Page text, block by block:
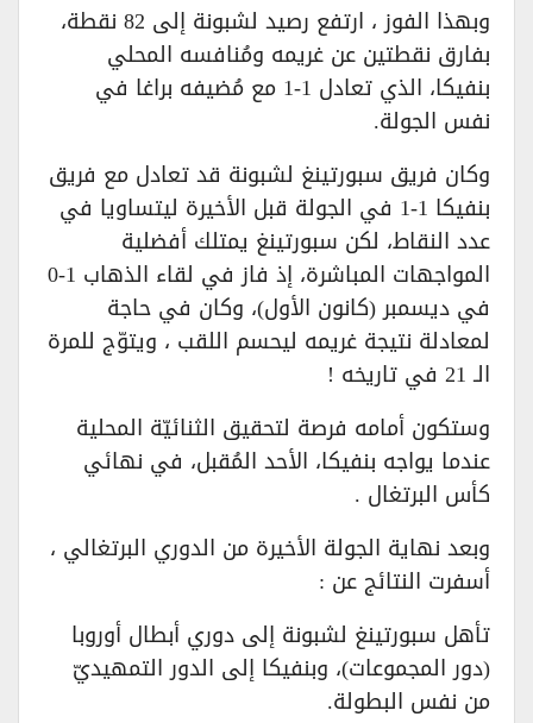
وبهذا الفوز ، ارتفع رصيد لشبونة إلى 82 نقطة،
بفارق نقطتين عن غريمه ومُنافسه المحلي
بنفيكا، الذي تعادل 1-1 مع مُضيفه براغا في
نفس الجولة.
وكان فريق سبورتينغ لشبونة قد تعادل مع فريق
بنفيكا 1-1 في الجولة قبل الأخيرة ليتساويا في
عدد النقاط، لكن سبورتينغ يمتلك أفضلية
المواجهات المباشرة، إذ فاز في لقاء الذهاب 1-0
في ديسمبر (كانون الأول)، وكان في حاجة
لمعادلة نتيجة غريمه ليحسم اللقب ، ويتوّج للمرة
الـ 21 في تاريخه !
وستكون أمامه فرصة لتحقيق الثنائيّة المحلية
عندما يواجه بنفيكا، الأحد المُقبل، في نهائي
كأس البرتغال .
وبعد نهاية الجولة الأخيرة من الدوري البرتغالي ،
أسفرت النتائج عن :
تأهل سبورتينغ لشبونة إلى دوري أبطال أوروبا
(دور المجموعات)، وبنفيكا إلى الدور التمهيديّ
من نفس البطولة.